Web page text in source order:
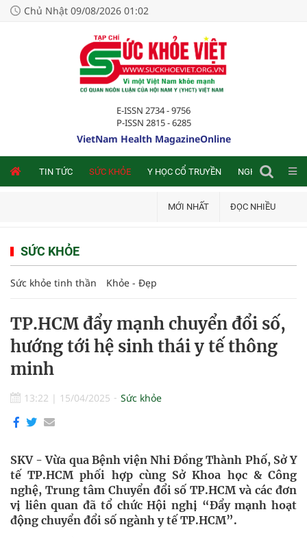
Chủ Nhật 09/08/2026 01:02
E-ISSN 2734 - 9756
P-ISSN 2815 - 6285
VietNam Health MagazineOnline
TIN TỨC SỨC KHỎE Y HỌC CỔ TRUYỀN NGHIÊN CỨU
MỚI NHẤT ĐỌC NHIỀU
SỨC KHỎE
Sức khỏe tinh thần Khỏe - Đẹp
TP.HCM đẩy mạnh chuyển đổi số,
hướng tới hệ sinh thái y tế thông
minh
13:22 | 15/04/2025 Sức khỏe
SKV - Vừa qua Bệnh viện Nhi Đồng Thành Phố, Sở Y
tế TP.HCM phối hợp cùng Sở Khoa học & Công
nghệ, Trung tâm Chuyển đổi số TP.HCM và các đơn
vị liên quan đã tổ chức Hội nghị “Đẩy mạnh hoạt
động chuyển đổi số ngành y tế TP.HCM”.